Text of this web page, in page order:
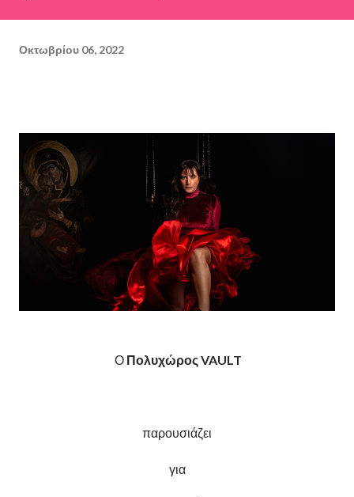
Οκτωβρίου 06, 2022
ΠολυχώροςVAULT
παρουσιάζει
για